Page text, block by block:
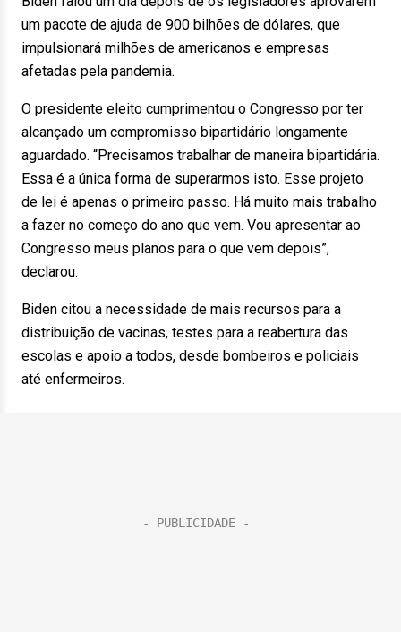
um pacote de ajuda de 900 bilhões de dólares, que
impulsionará milhões de americanos e empresas
afetadas pela pandemia.
O presidente eleito cumprimentou o Congresso por ter
alcançado um compromisso bipartidário longamente
aguardado. “Precisamos trabalhar de maneira bipartidária.
Essa é a única forma de superarmos isto. Esse projeto
de lei é apenas o primeiro passo. Há muito mais trabalho
a fazer no começo do ano que vem. Vou apresentar ao
Congresso meus planos para o que vem depois”,
declarou.
Biden citou a necessidade de mais recursos para a
distribuição de vacinas, testes para a reabertura das
escolas e apoio a todos, desde bombeiros e policiais
até enfermeiros.